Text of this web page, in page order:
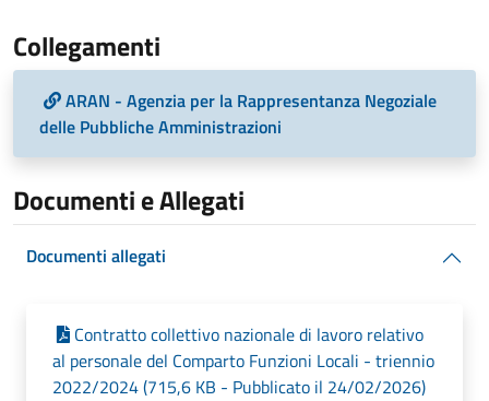
Collegamenti
ARAN - Agenzia per la Rappresentanza Negoziale
delle Pubbliche Amministrazioni
Documenti e Allegati
Documenti allegati
Contratto collettivo nazionale di lavoro relativo
al personale del Comparto Funzioni Locali - triennio
2022/2024 (715,6 KB - Pubblicato il 24/02/2026)